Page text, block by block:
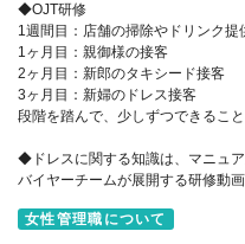
◆OJT研修
1週間目：店舗の掃除やドリンク提
1ヶ月目：親御様の接客
2ヶ月目：新郎のタキシード接客
3ヶ月目：新婦のドレス接客
段階を踏んで、少しずつできるこ
◆ドレスに関する知識は、マニュ
バイヤーチームが展開する研修動
女性管理職について